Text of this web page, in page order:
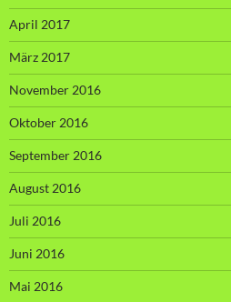
April 2017
März 2017
November 2016
Oktober 2016
September 2016
August 2016
Juli 2016
Juni 2016
Mai 2016